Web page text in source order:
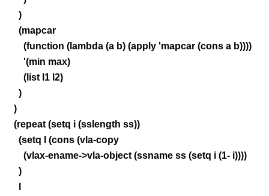
)
(mapcar
(function (lambda (a b) (apply 'mapcar (cons a b))))
'(min max)
(list l1 l2)
)
)
(repeat (setq i (sslength ss))
(setq l (cons (vla-copy
(vlax-ename->vla-object (ssname ss (setq i (1- i))))
)